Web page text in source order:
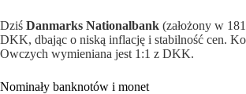
Dziś Danmarks Nationalbank (założony w
DKK, dbając o niską inflację i stabilność cen.
Owczych wymieniana jest 1:1 z DKK.
Nominały banknotów i monet